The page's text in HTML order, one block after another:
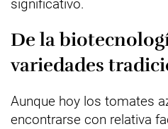
significativo.
De la
variedades
Aunque hoy los tomates
encontrarse con relativa